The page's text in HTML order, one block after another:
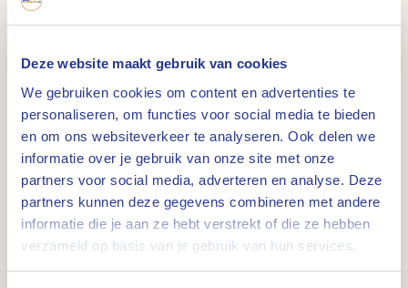
Deze website maakt gebruik van cookies
We gebruiken cookies om content en advertenties te
personaliseren, om functies voor social media te bieden
en om ons websiteverkeer te analyseren. Ook delen we
informatie over je gebruik van onze site met onze
partners voor social media, adverteren en analyse. Deze
partners kunnen deze gegevens combineren met andere
informatie die je aan ze hebt verstrekt of die ze hebben
verzameld op basis van je gebruik van hun services.
en Nederlands Limburg, door dorpjes en langs
onderweg van een hapje en een drankje op de
vele gezellige plekjes die je tegenkomt.
KempenBroek
KempenBroekis een grensoverschrijdend
natuurgebied van maar liefst 25.000 ha, uniek in
zowel Vlaanderen als Nederland. Het strekt zich